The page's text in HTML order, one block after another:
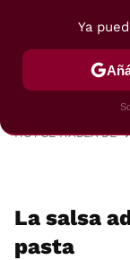
POSTRES
HOY SE HABLA DE
La salsa
pasta
Ya